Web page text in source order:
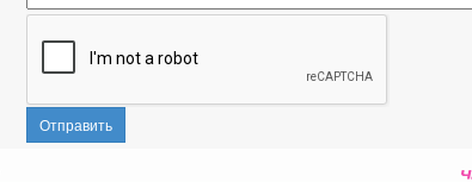
Отправить